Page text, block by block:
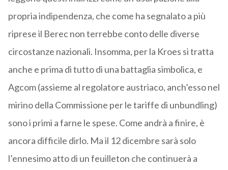
propria indipendenza, che come ha segnalato a più
riprese il Berec non terrebbe conto delle diverse
circostanze nazionali. Insomma, per la Kroes si tratta
anche e prima di tutto di una battaglia simbolica, e
Agcom (assieme al regolatore austriaco, anch’esso nel
mirino della Commissione per le tariffe di unbundling)
sono i primi a farne le spese. Come andrà a finire, è
ancora difficile dirlo. Ma il 12 dicembre sarà solo
l’ennesimo atto di un feuilleton che continuerà a